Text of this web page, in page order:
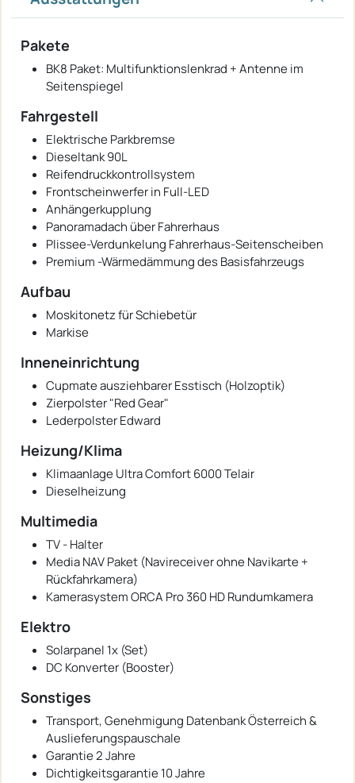
Pakete
BK8 Paket: Multifunktionslenkrad + Antenne im
Seitenspiegel
Fahrgestell
Elektrische Parkbremse
Dieseltank 90L
Reifendruckkontrollsystem
Frontscheinwerfer in Full-LED
Anhängerkupplung
Panoramadach über Fahrerhaus
Plissee-Verdunkelung Fahrerhaus-Seitenscheiben
Premium -Wärmedämmung des Basisfahrzeugs
Aufbau
Moskitonetz für Schiebetür
Markise
Inneneinrichtung
Cupmate ausziehbarer Esstisch (Holzoptik)
Zierpolster "Red Gear"
Lederpolster Edward
Heizung/Klima
Klimaanlage Ultra Comfort 6000 Telair
Dieselheizung
Multimedia
TV - Halter
Media NAV Paket (Navireceiver ohne Navikarte +
Rückfahrkamera)
Kamerasystem ORCA Pro 360 HD Rundumkamera
Elektro
Solarpanel 1x (Set)
DC Konverter (Booster)
Sonstiges
Transport, Genehmigung Datenbank Österreich &
Auslieferungspauschale
Garantie 2 Jahre
Dichtigkeitsgarantie 10 Jahre